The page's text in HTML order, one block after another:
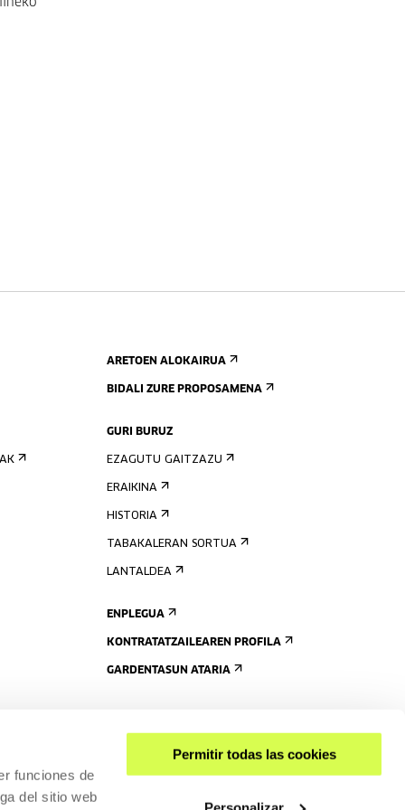
funciones de
del sitio web
Permitir todas las cookies
ARETOEN ALOKAIRUA
BIDALI ZURE PROPOSAMENA
GURI BURUZ
EZAGUTU GAITZAZU
ERAIKINA
HISTORIA
TABAKALERAN SORTUA
LANTALDEA
ENPLEGUA
KONTRATATZAILEAREN PROFILA
GARDENTASUN ATARIA